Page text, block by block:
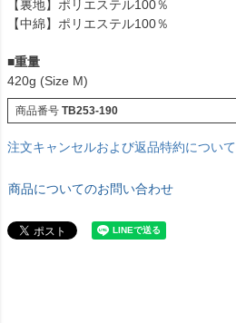
【裏地】ポリエステル100％
【中綿】ポリエステル100％
■重量
420g (Size M)
商品番号 TB253-190
注文キャンセルおよび返品特約について
商品についてのお問い合わせ